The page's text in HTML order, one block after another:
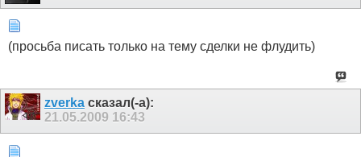
(просьба писать только на тему сделки не флудить)
zverka сказал(-а):
21.05.2009 16:43